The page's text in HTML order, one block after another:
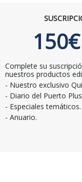
150€
Complete su
nuestros productos
- Nuestro exclusivo
- Diario del Puerto
- Especiales temáticos.
- Anuario.